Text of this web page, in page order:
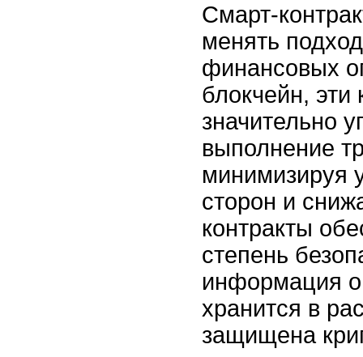
Смарт-
менять
финансовых
блокчейн, эти
значительно
выполнение
минимизируя
сторон и
контракты
степень
информация о
хранится в
защищена